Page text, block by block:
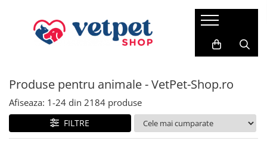
PENTRU CÂINI
ROYAL CANIN
MONGE
Advance
PENTRU PISICI
ROYAL CANIN
ADVANCE CAT
Brit Premium Cat
HILLS SP
PENTRU PĂSĂRI
Hrana pentru canari
VITAMINE
FARMACIE VET
RATICIDE
SUPORT CARDIAC
SUPORT RENAL
SUPORT HEPATIC
ACVARISTICĂ
ACCESORII
ACVARII
CABINET VETERINAR
Milbemax
Neptra
Prazimec
Produse pentru animale - VetPet-Shop.ro
Afiseaza: 1-24 din 2184 produse
FILTRE